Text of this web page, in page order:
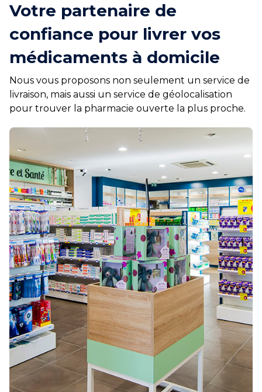
Votre partenaire de
confiance pour livrer vos
médicaments à domicile
Nous vous proposons non seulement un service de
livraison, mais aussi un service de géolocalisation
pour trouver la pharmacie ouverte la plus proche.